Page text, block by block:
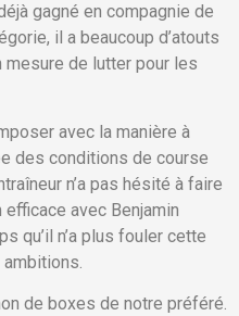
gagné en compagnie de
il a beaucoup d’atouts
mesure de lutter pour les
avec la manière à
des conditions de course
n’a pas hésité à faire
avec Benjamin
qu’il n’a plus fouler cette
de boxes de notre préféré.